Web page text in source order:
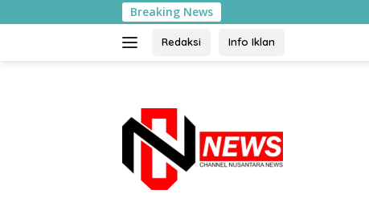
ke
Breaking News
Redaksi Info Iklan